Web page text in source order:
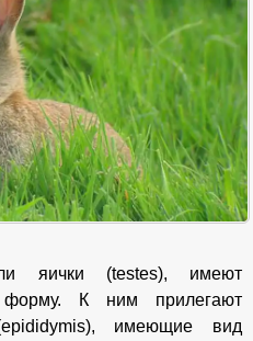
яички (testes), имеют
форму. К ним прилегают
имеющие вид